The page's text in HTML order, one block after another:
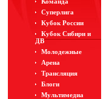
Суперлига
Кубок России
Кубок Сибири и
ДВ
Молодежные
Арена
Трансляция
Блоги
Мультимедиа